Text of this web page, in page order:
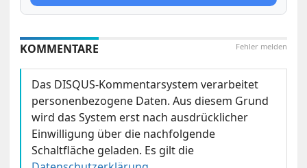
Fehler melden
KOMMENTARE
Das DISQUS-Kommentarsystem verarbeitet
personenbezogene Daten. Aus diesem Grund
wird das System erst nach ausdrücklicher
Einwilligung über die nachfolgende
Schaltfläche geladen. Es gilt die